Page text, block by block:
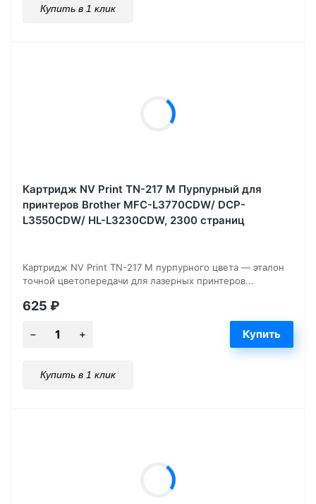
Купить в 1 клик
Картридж NV Print TN-217 M Пурпурный для
принтеров Brother MFC-L3770CDW/ DCP-
L3550CDW/ HL-L3230CDW, 2300 страниц
Картридж NV Print TN-217 M пурпурного цвета — эталон
точной цветопередачи для лазерных принтеров...
625 ₽
Купить в 1 клик